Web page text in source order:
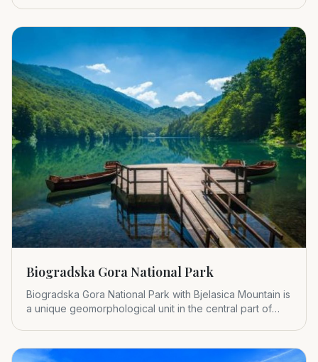
Biogradska Gora National Park
Biogradska Gora National Park with Bjelasica Mountain is
a unique geomorphological unit in the central part of